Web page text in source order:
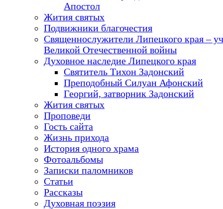
Апостол
Жития святых
Подвижники благочестия
Священнослужители Липецкого края –
Великой Отечественной войны
Духовное наследие Липецкого края
Святитель Тихон Задонский
Преподобный Силуан Афонский
Георгий, затворник Задонский
Жития святых
Проповеди
Гость сайта
Жизнь прихода
История одного храма
Фотоальбомы
Записки паломников
Статьи
Рассказы
Духовная поэзия